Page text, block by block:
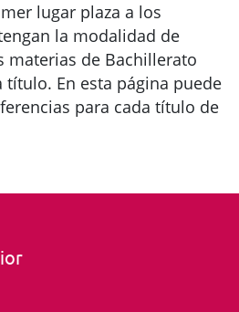
lugar plaza a los
la modalidad de
materias de Bachillerato
título. En esta página puede
para cada título de